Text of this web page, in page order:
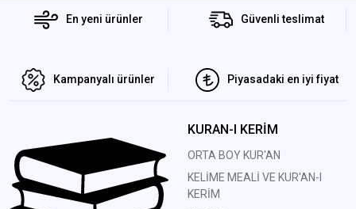
En yeni ürünler Güvenli teslimat
Kampanyalı ürünler Piyasadaki en iyi fiyat
KURAN-I KERİM
ORTA BOY KUR'AN
KELİME MEALİ VE KUR'AN-I
KERİM